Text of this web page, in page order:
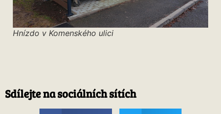
Hnízdo v Komenského ulici
Sdílejte na sociálních sítích